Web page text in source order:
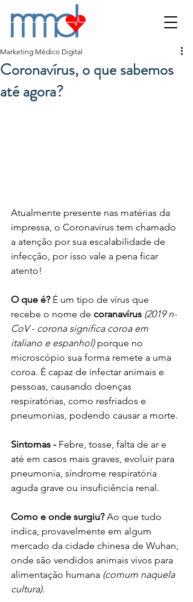
Coronavírus, o que sabemos
até agora?
Marketing Médico Digital
Atualmente presente nas matérias da
impressa, o Coronavírus tem chamado
a atenção por sua escalabilidade de
infecção, por isso vale a pena ficar
atento!
O que é? É um tipo de vírus que
recebe o nome de coranavírus (2019 n-
CoV - corona significa coroa em
italiano e espanhol) porque no
microscópio sua forma remete a uma
coroa. É capaz de infectar animais e
pessoas, causando doenças
respiratórias, como resfriados e
pneumonias, podendo causar a morte.
Sintomas - Febre, tosse, falta de ar e
até em casos mais graves, evoluir para
pneumonia, síndrome respiratória
aguda grave ou insuficiência renal.
Como e onde surgiu? Ao que tudo
indica, provavelmente em algum
mercado da cidade chinesa de Wuhan,
onde são vendidos animais vivos para
alimentação humana (comum naquela
cultura).